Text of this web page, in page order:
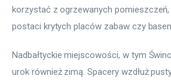
korzystać z ogrzewanych
postaci krytych placów zabaw czy
Nadbałtyckie miejscowości, w tym
urok również zimą. Spacery wzdłuż